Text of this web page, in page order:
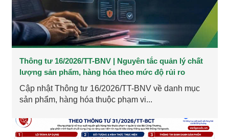
Thông tư 16/2026/TT-BNV | Nguyên tắc quản lý chất
lượng sản phẩm, hàng hóa theo mức độ rủi ro
Cập nhật Thông tư 16/2026/TT-BNV về danh mục
sản phẩm, hàng hóa thuộc phạm vi...